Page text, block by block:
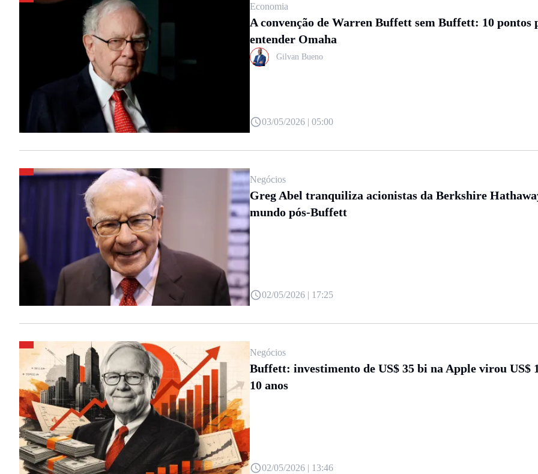
Economia
A convenção de Warren Buffett sem Buffett: 10 pontos
entender Omaha
Gilvan Bueno
03/05/2026 | 05:00
Negócios
Greg Abel tranquiliza acionistas da Berkshire
mundo pós-Buffett
02/05/2026 | 17:25
Negócios
Buffett: investimento de US$ 35 bi na Apple virou US$
10 anos
02/05/2026 | 13:46